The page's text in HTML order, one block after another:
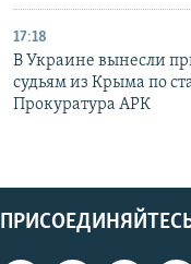
17:18
В Украине вынесли
судьям из Крыма по
Прокуратура АРК